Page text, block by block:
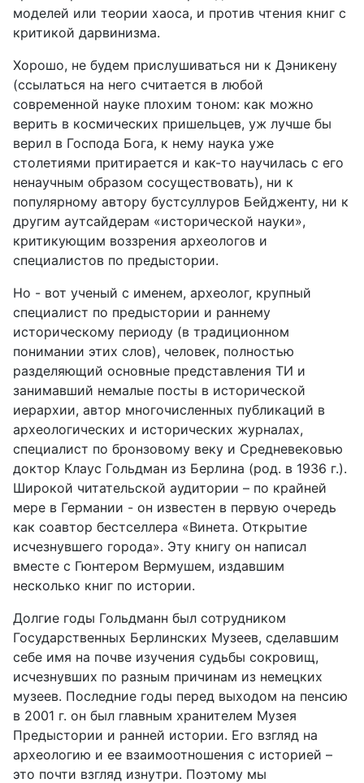
моделей или теории хаоса, и против чтения книг с
критикой дарвинизма.
Хорошо, не будем прислушиваться ни к Дэникену
(ссылаться на него считается в любой
современной науке плохим тоном: как можно
верить в космических пришельцев, уж лучше бы
верил в Господа Бога, к нему наука уже
столетиями притирается и как-то научилась с его
ненаучным образом сосуществовать), ни к
популярному автору бустсуллуров Бейдженту, ни к
другим аутсайдерам «исторической науки»,
критикующим воззрения археологов и
специалистов по предыстории.
Но - вот ученый с именем, археолог, крупный
специалист по предыстории и раннему
историческому периоду (в традиционном
понимании этих слов), человек, полностью
разделяющий основные представления ТИ и
занимавший немалые посты в исторической
иерархии, автор многочисленных публикаций в
археологических и исторических журналах,
специалист по бронзовому веку и Средневековью
доктор Клаус Гольдман из Берлина (род. в 1936 г.).
Широкой читательской аудитории – по крайней
мере в Германии - он известен в первую очередь
как соавтор бестселлера «Винета. Открытие
исчезнувшего города». Эту книгу он написал
вместе с Гюнтером Вермушем, издавшим
несколько книг по истории.
Долгие годы Гольдманн был сотрудником
Государственных Берлинских Музеев, сделавшим
себе имя на почве изучения судьбы сокровищ,
исчезнувших по разным причинам из немецких
музеев. Последние годы перед выходом на пенсию
в 2001 г. он был главным хранителем Музея
Предыстории и ранней истории. Его взгляд на
археологию и ее взаимоотношения с историей –
это почти взгляд изнутри. Поэтому мы